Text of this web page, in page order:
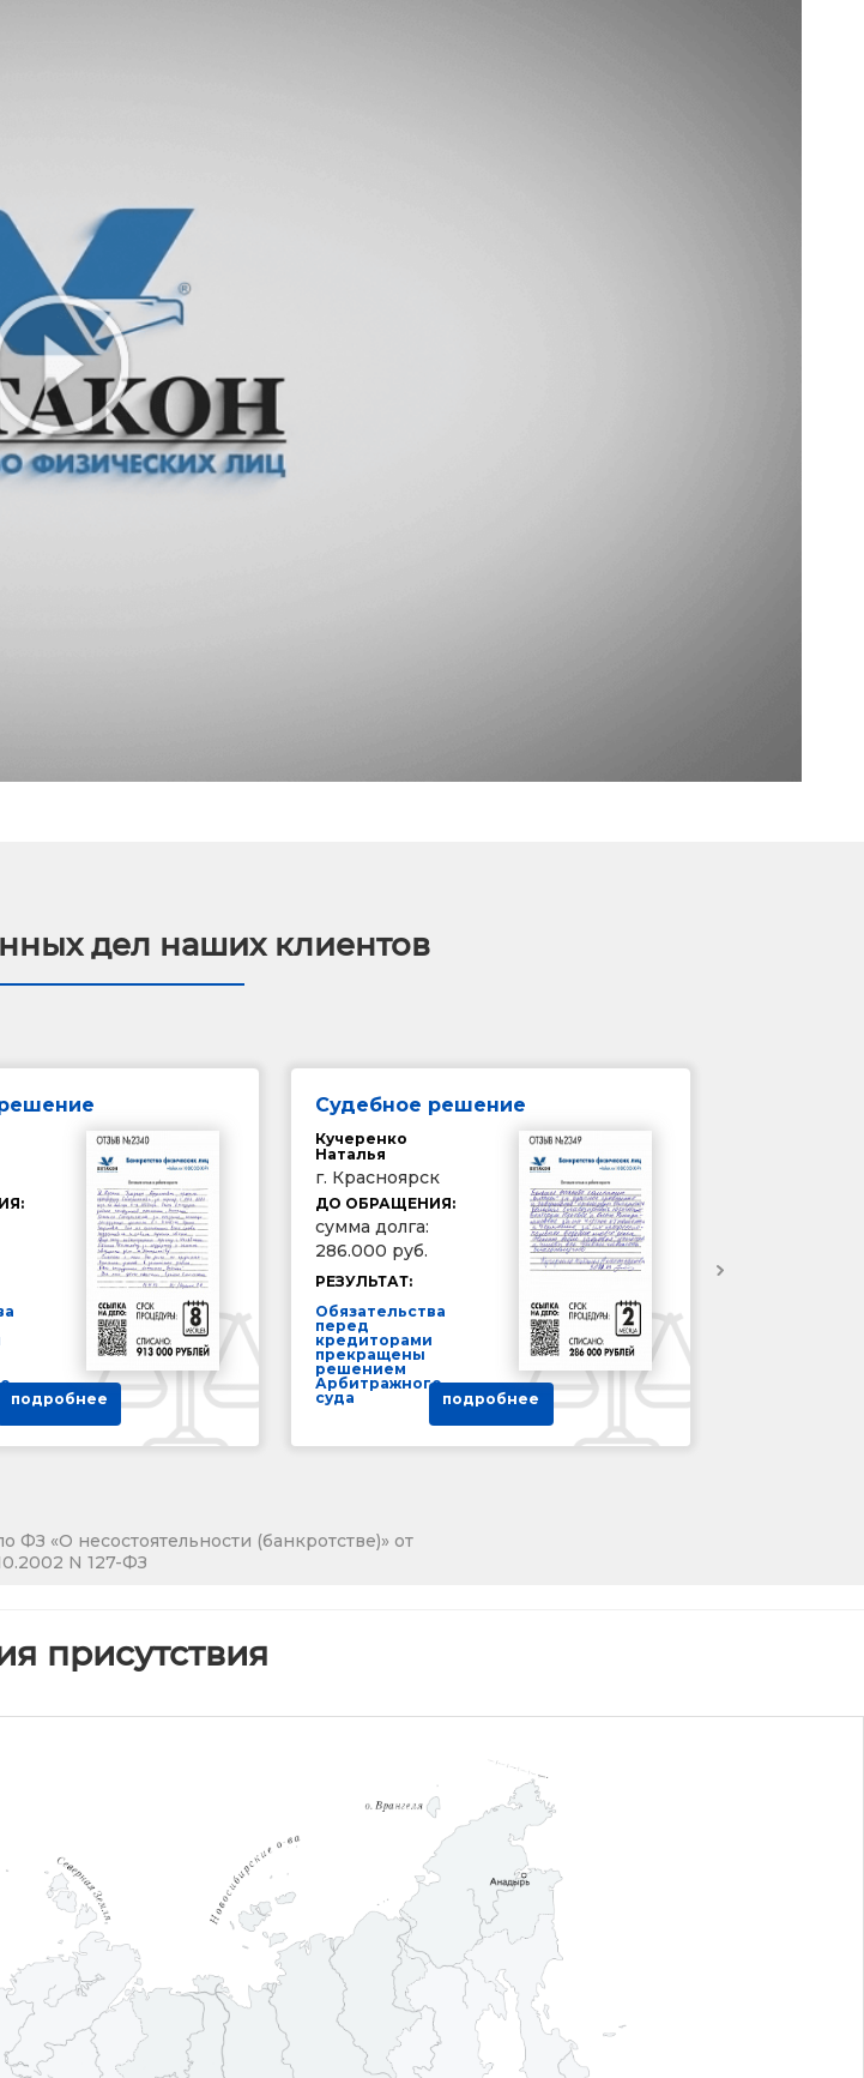
дел наших клиентов
подробнее
Судебное решение
Кучеренко
Наталья
г. Красноярск
ДО ОБРАЩЕНИЯ:
сумма долга:
286.000 руб.
РЕЗУЛЬТАТ:
Обязательства
перед
кредиторами
прекращены
решением
Арбитражного
суда
подробнее
«О несостоятельности (банкротстве)» от
N 127-ФЗ
присутствия